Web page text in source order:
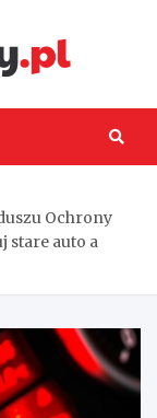
Ochrony
stare auto a